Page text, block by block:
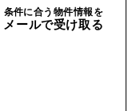
必要です）、物
条件に合う物件情報を
メールで受け取る